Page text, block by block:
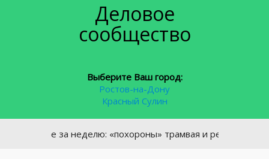
Деловое
сообщество
Выберите Ваш город:
Ростов-на-Дону
Красный Сулин
за неделю: «похороны» трамвая и ремонт на мосту